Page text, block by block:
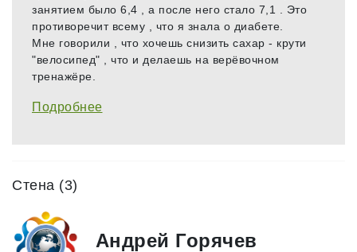
занятием было 6,4 , а после него стало 7,1 . Это
противоречит всему , что я знала о диабете.
Мне говорили , что хочешь снизить сахар - крути
"велосипед" , что и делаешь на верёвочном
тренажёре.
Подробнее
Стена (3)
Андрей Горячев